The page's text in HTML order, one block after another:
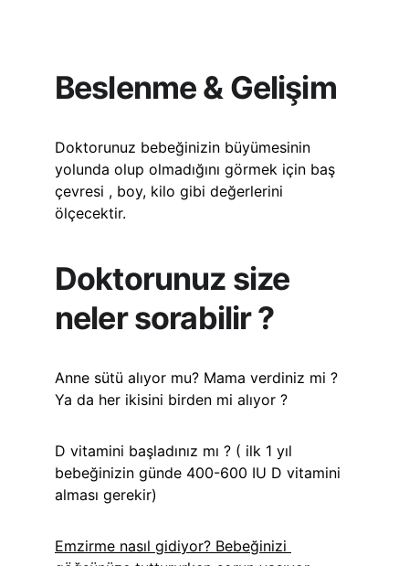
Beslenme & Gelişim
Doktorunuz bebeğinizin büyümesinin
yolunda olup olmadığını görmek için baş
çevresi , boy, kilo gibi değerlerini
ölçecektir.
Doktorunuz size
neler sorabilir ?
Anne sütü alıyor mu? Mama verdiniz mi ?
Ya da her ikisini birden mi alıyor ?
D vitamini başladınız mı ? ( ilk 1 yıl
bebeğinizin günde 400-600 IU D vitamini
alması gerekir)
Emzirme nasıl gidiyor? Bebeğinizi